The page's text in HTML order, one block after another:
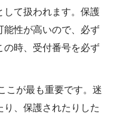
して扱われます。保護
能性が高いので、必ず
の時、受付番号を必ず
こが最も重要です。迷
、保護されたりした